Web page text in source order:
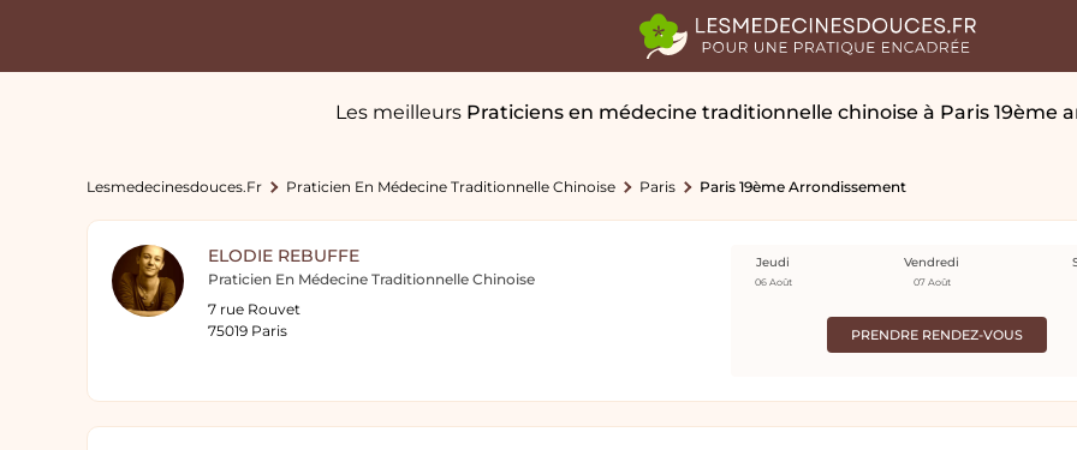
Les meilleurs Praticiens en médecine traditionnelle chinoise à Paris 19ème
Lesmedecinesdouces.fr Praticien En Médecine Traditionnelle Chinoise Paris Paris 19ème Arrondissement
ELODIE REBUFFE
Praticien En Médecine Traditionnelle Chinoise
7 rue Rouvet
75019 Paris
PRENDRE RENDEZ-VOUS
Jeudi
06 Août
Vendredi
07 Août